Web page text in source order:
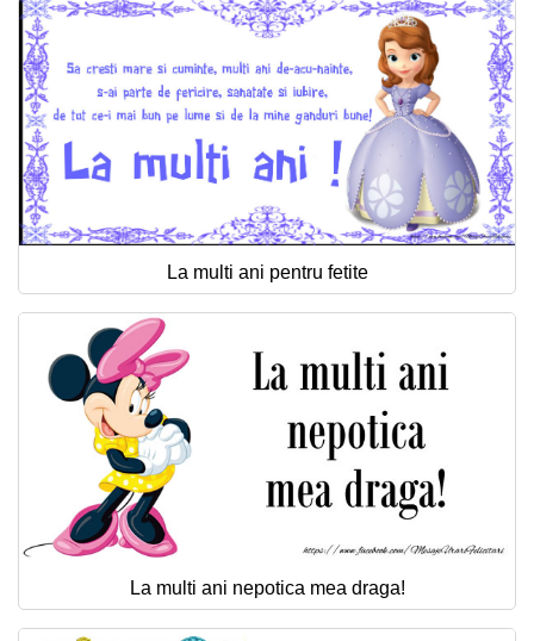
La multi ani pentru fetite
La multi ani nepotica mea draga!